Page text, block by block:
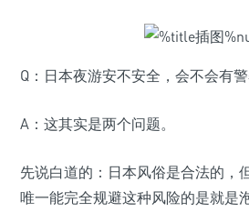
Q：日本夜游安不安全，会不会有
A：这其实是两个问题。
先说白道的：日本风俗是合法的，
唯一能完全规避这种风险的是就是